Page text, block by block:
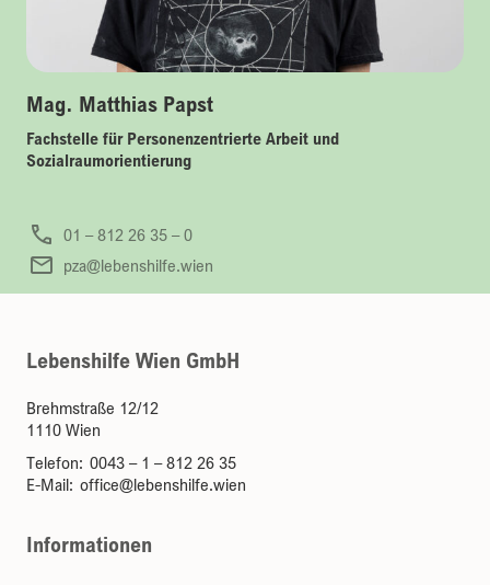
Mag. Matthias Papst
Fachstelle für Personenzentrierte Arbeit und
Sozialraumorientierung
pza@lebenshilfe.wien
Lebenshilfe Wien GmbH
Brehmstraße 12/12
1110 Wien
Telefon: 0043 – 1 – 812 26 35
E-Mail: office@lebenshilfe.wien
Informationen